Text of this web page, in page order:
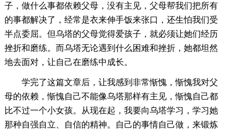
子，做什么事都依赖父母，没有主见，父母帮我们把所有
的事都解决了，经常是衣来伸手饭来张口，还生怕我们受
半点委屈。但乌塔的父母觉得爱孩子，就必须让她们经历
挫折和磨练。而乌塔无论遇到什么困难和挫折，她都坦然
地去面对，让自己在磨练中成长。
学完了这篇文章后，让我感到非常惭愧，惭愧我对父
母的依赖，惭愧自己不能像乌塔那样有主见，惭愧自己都
比不过一个小女孩。从现在起，我要向乌塔学习，学习她
那种自强自立、自信的精神。自己的事情自己做，来锻炼